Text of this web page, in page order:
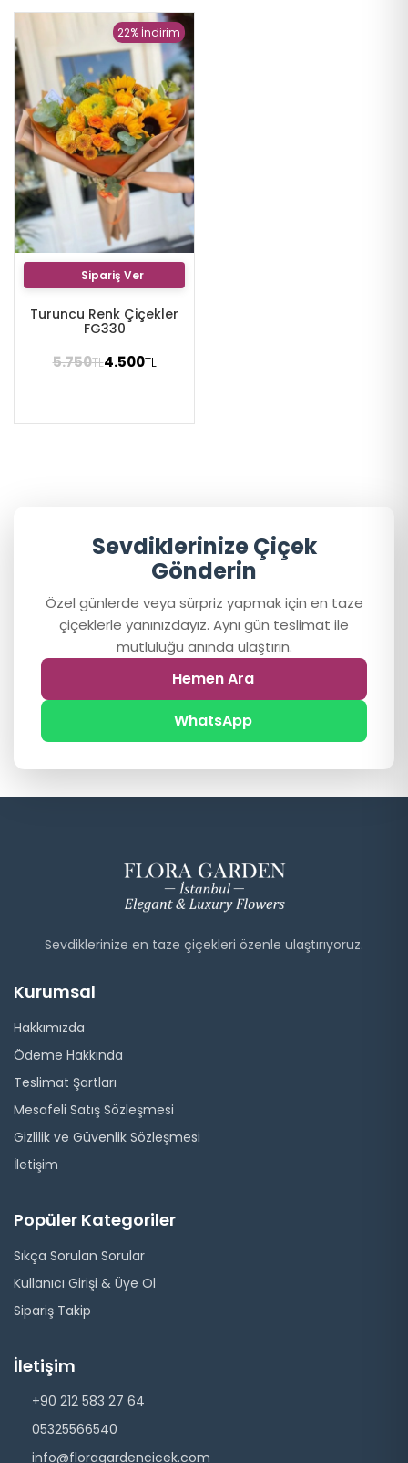
22% İndirim
Sipariş Ver
Turuncu Renk Çiçekler
FG330
5.750TL4.500TL
Sevdiklerinize Çiçek
Gönderin
Özel günlerde veya sürpriz yapmak için en taze
çiçeklerle yanınızdayız. Aynı gün teslimat ile
mutluluğu anında ulaştırın.
Hemen Ara
WhatsApp
Sevdiklerinize en taze çiçekleri özenle ulaştırıyoruz.
Kurumsal
Hakkımızda
Ödeme Hakkında
Teslimat Şartları
Mesafeli Satış Sözleşmesi
Gizlilik ve Güvenlik Sözleşmesi
İletişim
Popüler Kategoriler
Sıkça Sorulan Sorular
Kullanıcı Girişi & Üye Ol
Sipariş Takip
İletişim
+90 212 583 27 64
05325566540
info@floragardencicek.com